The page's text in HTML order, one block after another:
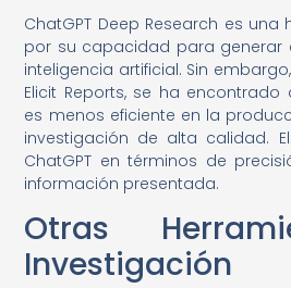
ChatGPT Deep Research es
por su capacidad para generar
inteligencia artificial. Sin
Elicit Reports, se ha
es menos eficiente en la
investigación de alta calidad.
ChatGPT en términos de
información presentada.
Otras
Investigación